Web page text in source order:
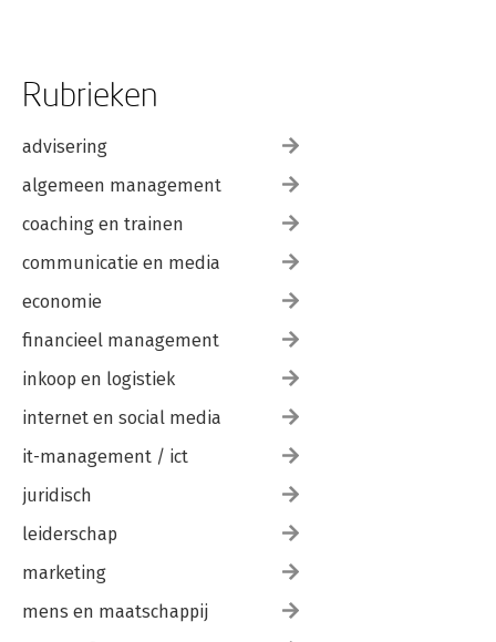
Rubrieken
advisering
algemeen management
coaching en trainen
communicatie en media
economie
financieel management
inkoop en logistiek
internet en social media
it-management / ict
juridisch
leiderschap
marketing
mens en maatschappij